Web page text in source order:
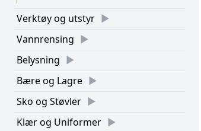
Verktøy og utstyr
Vannrensing
Belysning
Bære og Lagre
Sko og Støvler
Klær og Uniformer